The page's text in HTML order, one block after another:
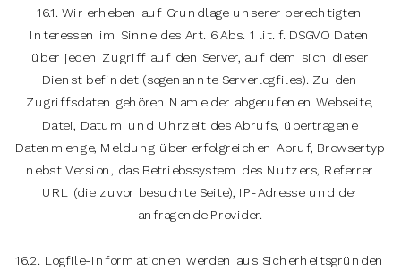
16.1. Wir erheben auf Grundlage unserer berechtigten
Interessen im Sinne des Art. 6 Abs. 1 lit. f. DSGVO Daten
über jeden Zugriff auf den Server, auf dem sich dieser
Dienst befindet (sogenannte Serverlogfiles). Zu den
Zugriffsdaten gehören Name der abgerufenen Webseite,
Datei, Datum und Uhrzeit des Abrufs, übertragene
Datenmenge, Meldung über erfolgreichen Abruf, Browsertyp
nebst Version, das Betriebssystem des Nutzers, Referrer
URL (die zuvor besuchte Seite), IP-Adresse und der
anfragende Provider.
16.2. Logfile-Informationen werden aus Sicherheitsgründen